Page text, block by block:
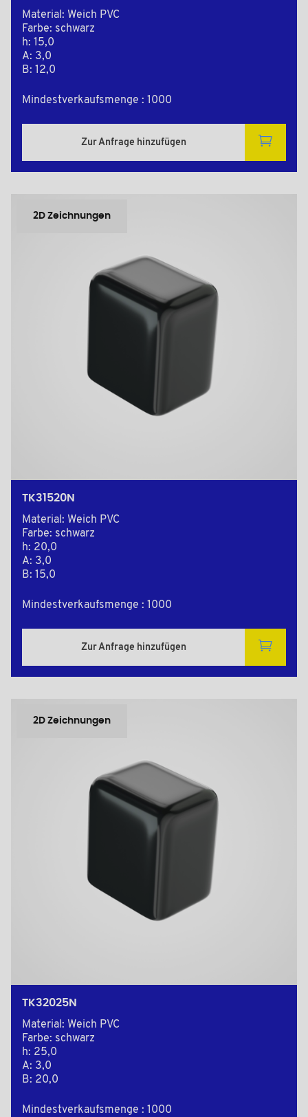
Material: Weich PVC
Farbe: schwarz
h: 15,0
A: 3,0
B: 12,0
Mindestverkaufsmenge : 1000
Zur Anfrage hinzufügen
2D Zeichnungen
TK31520N
Material: Weich PVC
Farbe: schwarz
h: 20,0
A: 3,0
B: 15,0
Mindestverkaufsmenge : 1000
Zur Anfrage hinzufügen
2D Zeichnungen
TK32025N
Material: Weich PVC
Farbe: schwarz
h: 25,0
A: 3,0
B: 20,0
Mindestverkaufsmenge : 1000